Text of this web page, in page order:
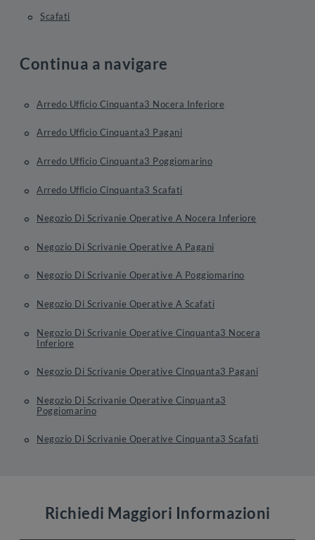
Scafati
Continua a navigare
Arredo Ufficio Cinquanta3 Nocera Inferiore
Arredo Ufficio Cinquanta3 Pagani
Arredo Ufficio Cinquanta3 Poggiomarino
Arredo Ufficio Cinquanta3 Scafati
Negozio Di Scrivanie Operative A Nocera Inferiore
Negozio Di Scrivanie Operative A Pagani
Negozio Di Scrivanie Operative A Poggiomarino
Negozio Di Scrivanie Operative A Scafati
Negozio Di Scrivanie Operative Cinquanta3 Nocera
Inferiore
Negozio Di Scrivanie Operative Cinquanta3 Pagani
Negozio Di Scrivanie Operative Cinquanta3
Poggiomarino
Negozio Di Scrivanie Operative Cinquanta3 Scafati
Richiedi Maggiori Informazioni